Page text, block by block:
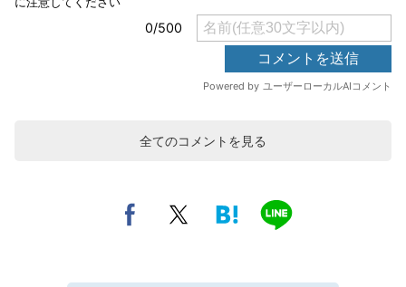
全てのコメントを見る